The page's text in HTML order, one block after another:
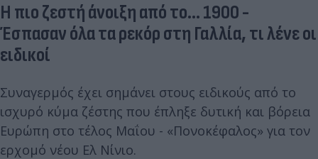
Η πιο ζεστή άνοιξη από το... 1900 -
Έσπασαν όλα τα ρεκόρ στη Γαλλία, τι λένε οι
ειδικοί
Συναγερμός έχει σημάνει στους ειδικούς από το
ισχυρό κύμα ζέστης που έπληξε δυτική και βόρεια
Ευρώπη στο τέλος Μαΐου - «Πονοκέφαλος» για τον
ερχομό νέου Ελ Νίνιο.